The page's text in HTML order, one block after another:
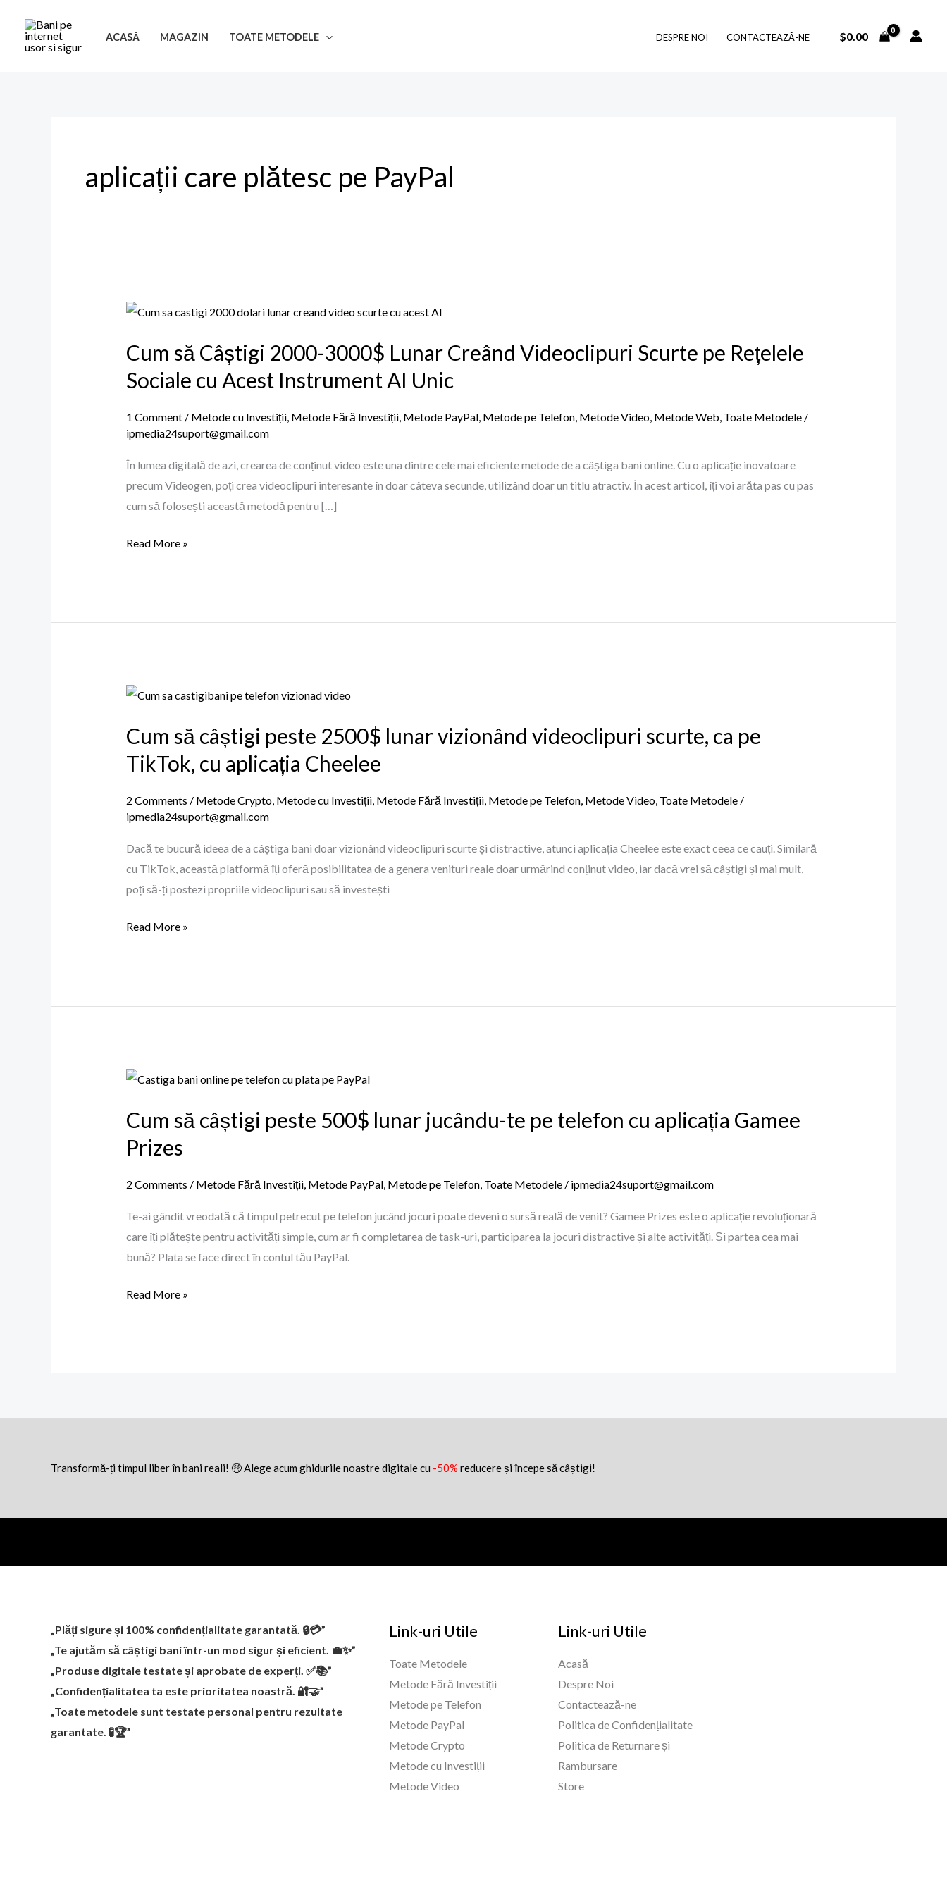
content
ACASĂ MAGAZIN TOATE METODELE DESPRE NOI CONTACTEAZĂ-NE $0.00
aplicații care plătesc pe PayPal
Cum să Câștigi 2000-3000$ Lunar Creând Videoclipuri Scurte pe Rețelele
Sociale cu Acest Instrument AI Unic
1 Comment / Metode cu Investiții, Metode Fără Investiții, Metode PayPal, Metode pe Telefon, Metode Video, Metode Web, Toate Metodele/
ipmedia24suport@gmail.com
În lumea digitală de azi, crearea de conținut video este una dintre cele mai eficiente metode de a câștiga bani online. Cu o aplicație inovatoare
precum Videogen, poți crea videoclipuri interesante în doar câteva secunde, utilizând doar un titlu atractiv. În acest articol, îți voi arăta pas cu pas
cum să folosești această metodă pentru […]
Cum
Câștigi
2000-
3000$
Lunar
Creând
Scurte
pe
Rețelele
Read More »
Cum să câștigi peste 2500$ lunar vizionând videoclipuri scurte, ca pe
TikTok, cu aplicația Cheelee
2 Comments / Metode Crypto, Metode cu Investiții, Metode Fără Investiții, Metode pe Telefon, Metode Video, Toate Metodele/
ipmedia24suport@gmail.com
Dacă te bucură ideea de a câștiga bani doar vizionând videoclipuri scurte și distractive, atunci aplicația Cheelee este exact ceea ce cauți. Similară
cu TikTok, această platformă îți oferă posibilitatea de a genera venituri reale doar urmărind conținut video, iar dacă vrei să câștigi și mai mult,
poți să-ți postezi propriile videoclipuri sau să investești
Cum
câștigi
peste
2500$
lunar
vizionând
scurte,
ca
pe
Read More »
Cum să câștigi peste 500$ lunar jucându-te pe telefon cu aplicația Gamee
Prizes
2 Comments / Metode Fără Investiții, Metode PayPal, Metode pe Telefon, Toate Metodele/ ipmedia24suport@gmail.com
Te-ai gândit vreodată că timpul petrecut pe telefon jucând jocuri poate deveni o sursă reală de venit? Gamee Prizes este o aplicație revoluționară
care îți plătește pentru activități simple, cum ar fi completarea de task-uri, participarea la jocuri distractive și alte activități. Și partea cea mai
bună? Plata se face direct în contul tău PayPal.
Cum
câștigi
peste
500$
lunar
te
pe
telefon
aplicația
Read More »
Transformă-ți timpul liber în bani reali! 🤑 Alege acum ghidurile noastre digitale cu -50% reducere și începe să câștigi!
„Plăți sigure și 100% confidențialitate garantată. 🔒💳”
„Te ajutăm să câștigi bani într-un mod sigur și eficient. 💼✨”
„Produse digitale testate și aprobate de experți. ✅📚”
„Confidențialitatea ta este prioritatea noastră. 🔐🤝”
„Toate metodele sunt testate personal pentru rezultate
garantate. 🧪🏆”
Link-uri Utile
Toate Metodele
Metode Fără Investiții
Metode pe Telefon
Metode PayPal
Metode Crypto
Metode cu Investiții
Metode Video
Link-uri Utile
Acasă
Despre Noi
Contactează-ne
Politica de Confidențialitate
Politica de Returnare și
Rambursare
Store